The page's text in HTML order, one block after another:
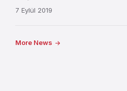
7 Eylül 2019
More News